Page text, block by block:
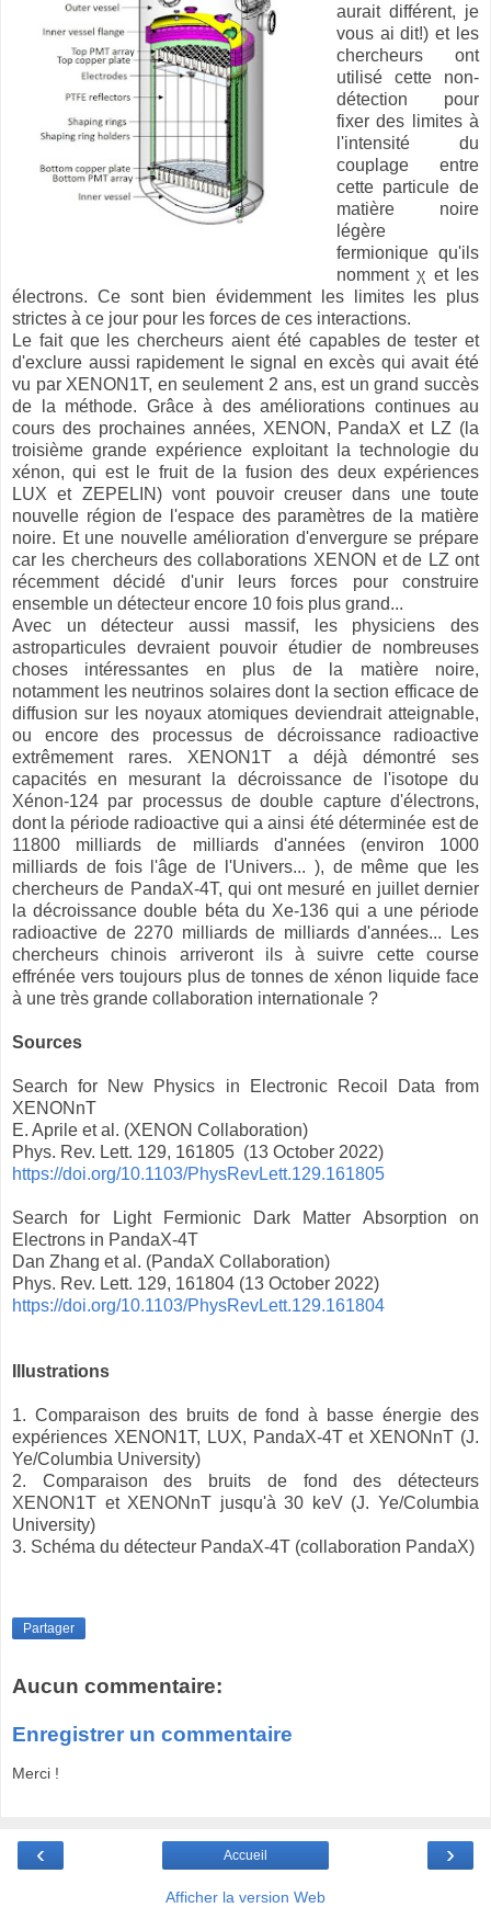
aurait différent, je
vous ai dit!) et les
chercheurs ont
utilisé cette non-
détection pour
fixer des limites à
l'intensité du
couplage entre
cette particule de
matière noire
légère
fermionique qu'ils
nomment χ et les
électrons. Ce sont bien évidemment les limites les plus
strictes à ce jour pour les forces de ces interactions.
Le fait que les chercheurs aient été capables de tester et
d'exclure aussi rapidement le signal en excès qui avait été
vu par XENON1T, en seulement 2 ans, est un grand succès
de la méthode. Grâce à des améliorations continues au
cours des prochaines années, XENON, PandaX et LZ (la
troisième grande expérience exploitant la technologie du
xénon, qui est le fruit de la fusion des deux expériences
LUX et ZEPELIN) vont pouvoir creuser dans une toute
nouvelle région de l'espace des paramètres de la matière
noire. Et une nouvelle amélioration d'envergure se prépare
car les chercheurs des collaborations XENON et de LZ ont
récemment décidé d'unir leurs forces pour construire
ensemble un détecteur encore 10 fois plus grand...
Avec un détecteur aussi massif, les physiciens des
astroparticules devraient pouvoir étudier de nombreuses
choses intéressantes en plus de la matière noire,
notamment les neutrinos solaires dont la section efficace de
diffusion sur les noyaux atomiques deviendrait atteignable,
ou encore des processus de décroissance radioactive
extrêmement rares. XENON1T a déjà démontré ses
capacités en mesurant la décroissance de l'isotope du
Xénon-124 par processus de double capture d'électrons,
dont la période radioactive qui a ainsi été déterminée est de
11800 milliards de milliards d'années (environ 1000
milliards de fois l'âge de l'Univers... ), de même que les
chercheurs de PandaX-4T, qui ont mesuré en juillet dernier
la décroissance double béta du Xe-136 qui a une période
radioactive de 2270 milliards de milliards d'années... Les
chercheurs chinois arriveront ils à suivre cette course
effrénée vers toujours plus de tonnes de xénon liquide face
à une très grande collaboration internationale ?
Sources
Search for New Physics in Electronic Recoil Data from
XENONnT
E. Aprile et al. (XENON Collaboration)
Phys. Rev. Lett. 129, 161805 (13 October 2022)
https://doi.org/10.1103/PhysRevLett.129.161805
Search for Light Fermionic Dark Matter Absorption on
Electrons in PandaX-4T
Dan Zhang et al. (PandaX Collaboration)
Phys. Rev. Lett. 129, 161804 (13 October 2022)
https://doi.org/10.1103/PhysRevLett.129.161804
Illustrations
1. Comparaison des bruits de fond à basse énergie des
expériences XENON1T, LUX, PandaX-4T et XENONnT (J.
Ye/Columbia University)
2. Comparaison des bruits de fond des détecteurs
XENON1T et XENONnT jusqu'à 30 keV (J. Ye/Columbia
University)
3. Schéma du détecteur PandaX-4T (collaboration PandaX)
Partager
Aucun commentaire:
Enregistrer un commentaire
Merci !
‹ ›
Accueil
Afficher la version Web